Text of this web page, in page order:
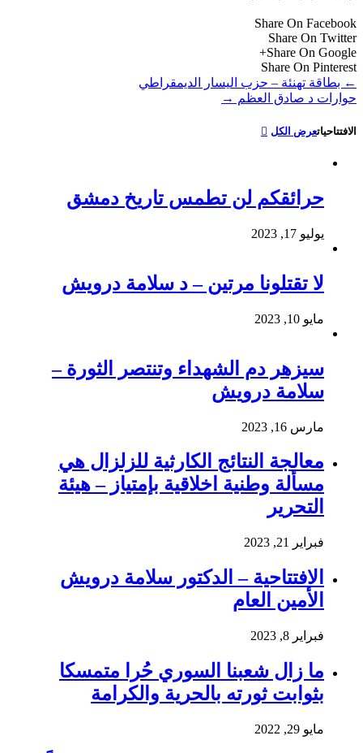
Share On Facebook
Share On Twitter
Share On Google+
Share On Pinterest
← بطاقة تهنئة – حزب اليسار الديمقراطي
حوارات د صادق العظم →
الافتتاحياتعرض الكل
حرائقكم لن تطمس تاريخ دمشق
يوليو 17, 2023
لا تقتلونا مرتين – د سلامة درويش
مايو 10, 2023
سيزهر دم الشهداء وتنتصر الثورة –
سلامة درويش
مارس 16, 2023
معالجة النتائج الكارثية للزلزال هي
مسألة وطنية اخلاقية بإمتياز – هيئة
التحرير
فبراير 21, 2023
الافتتاحية – الدكتور سلامة درويش
الأمين العام
فبراير 8, 2023
ما زال شعبنا السوري حُرا متمسكا
بثوابت ثورته بالحرية والكرامة
مايو 29, 2022